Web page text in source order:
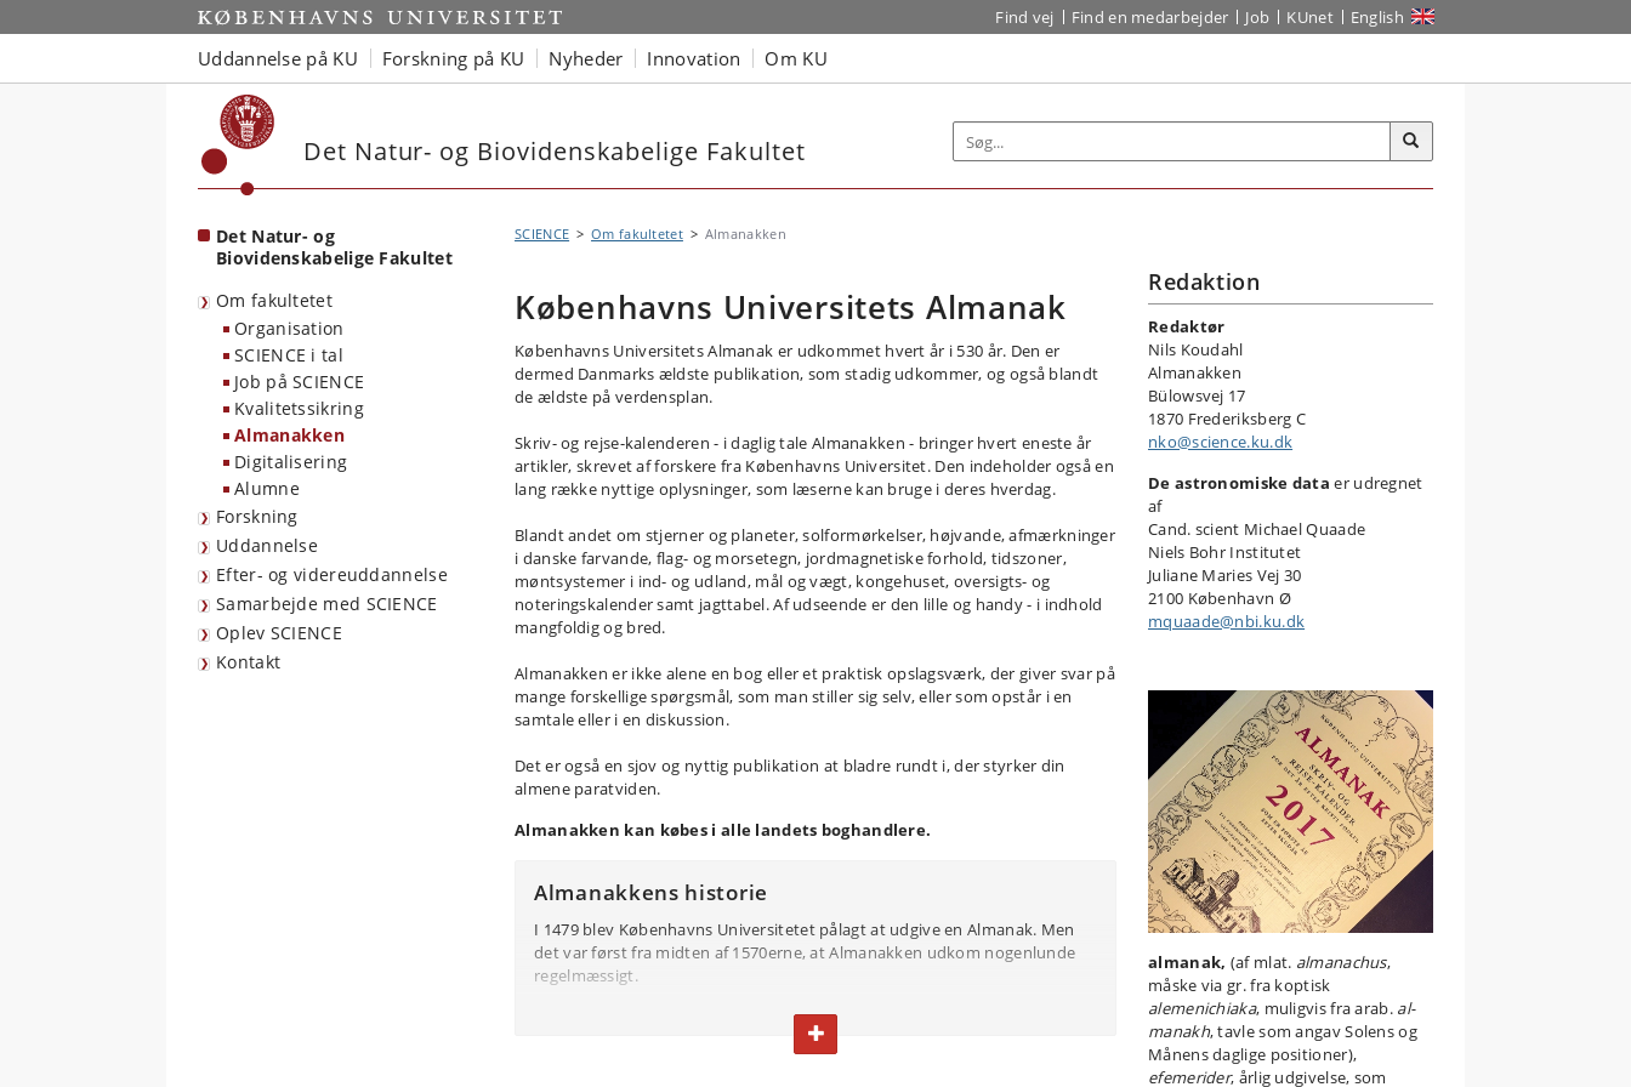
Start Find vej Find en medarbejder Job KUnet English
Uddannelse på KU Forskning på KU Nyheder Innovation Om KU
Det Natur- og Biovidenskabelige Fakultet
Det Natur- og
Biovidenskabelige Fakultet
Om fakultetet
Organisation
SCIENCE i tal
Job på SCIENCE
Kvalitetssikring
Almanakken
Digitalisering
Alumne
Forskning
Uddannelse
Efter- og videreuddannelse
Samarbejde med SCIENCE
Oplev SCIENCE
Kontakt
SCIENCE Om fakultetet Almanakken
Københavns Universitets Almanak
Københavns Universitets Almanak er udkommet hvert år i 530 år. Den er
dermed Danmarks ældste publikation, som stadig udkommer, og også blandt
de ældste på verdensplan.
Skriv- og rejse-kalenderen - i daglig tale Almanakken - bringer hvert eneste år
artikler, skrevet af forskere fra Københavns Universitet. Den indeholder også en
lang række nyttige oplysninger, som læserne kan bruge i deres hverdag.
Blandt andet om stjerner og planeter, solformørkelser, højvande, afmærkninger
i danske farvande, flag- og morsetegn, jordmagnetiske forhold, tidszoner,
møntsystemer i ind- og udland, mål og vægt, kongehuset, oversigts- og
noteringskalender samt jagttabel. Af udseende er den lille og handy - i indhold
mangfoldig og bred.
Almanakken er ikke alene en bog eller et praktisk opslagsværk, der giver svar på
mange forskellige spørgsmål, som man stiller sig selv, eller som opstår i en
samtale eller i en diskussion.
Det er også en sjov og nyttig publikation at bladre rundt i, der styrker din
almene paratviden.
Almanakken kan købes i alle landets boghandlere.
Almanakkens historie
I 1479 blev Københavns Universitetet pålagt at udgive en Almanak. Men
det var først fra midten af 1570erne, at Almanakken udkom nogenlunde
regelmæssigt.
Indholdet i de tidlige almanakker bestod mere eller mindre af holdbare
forudsigelser og artikler om vejret, sundhed, politiske begivenheder m.m.
FOLD TEKST IND ELLER UD
Redaktion
Redaktør
Nils Koudahl
Almanakken
Bülowsvej 17
1870 Frederiksberg C
nko@science.ku.dk
De astronomiske dataer udregnet
af
Cand. scient Michael Quaade
Niels Bohr Institutet
Juliane Maries Vej 30
2100 København Ø
mquaade@nbi.ku.dk
almanak, (af mlat. almanachus,
måske via gr. fra koptisk
alemenichiaka, muligvis fra arab. al-
manakh, tavle som angav Solens og
Månens daglige positioner),
efemerider, årlig udgivelse, som